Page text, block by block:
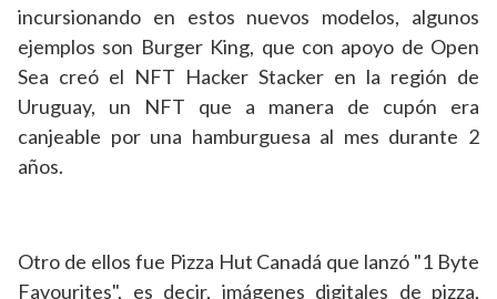
incursionando en estos nuevos modelos, algunos
ejemplos son Burger King, que con apoyo de Open
Sea creó el NFT Hacker Stacker en la región de
Uruguay, un NFT que a manera de cupón era
canjeable por una hamburguesa al mes durante 2
años.
Otro de ellos fue Pizza Hut Canadá que lanzó "1 Byte
Favourites", es decir, imágenes digitales de pizza,